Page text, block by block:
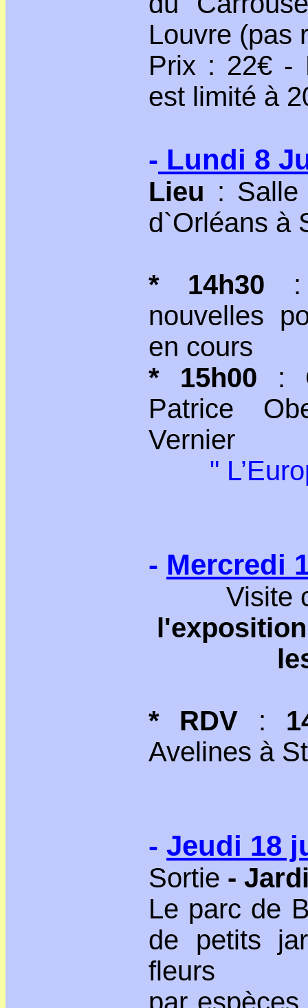
Louvre (pas
Prix : 22€ -
est limité à
- Lundi 8
Lieu :
d`Orléans à
* 14h30 :
nouvelles
en cours
* 15h00 :
Patrice
Vernier
"
- Mercredi
Visite
* RDV :
Avelines à
- Jeudi 18
Sortie -
Le parc de
de petits
fleurs